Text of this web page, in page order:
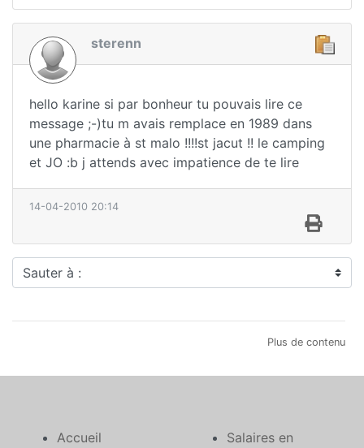
sterenn
hello karine si par bonheur tu pouvais lire ce
message ;-)tu m avais remplace en 1989 dans
une pharmacie à st malo !!!!st jacut !! le camping
et JO :b j attends avec impatience de te lire
14-04-2010 20:14
Sauter à :
Plus de contenu
Accueil
Salaires en